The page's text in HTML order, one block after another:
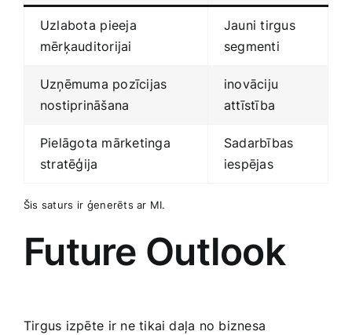
Uzlabota⁤ pieeja
mērķauditorijai
Jauni tirgus
segmenti
Uzņēmuma pozīcijas
nostiprināšana
inovāciju
attīstība
Pielāgota mārketinga
stratēģija
Sadarbības
iespējas
Šis saturs ⁢ir ⁢ģenerēts ar ‌MI.
Future Outlook
Tirgus izpēte ⁤ir ne tikai daļa no biznesa